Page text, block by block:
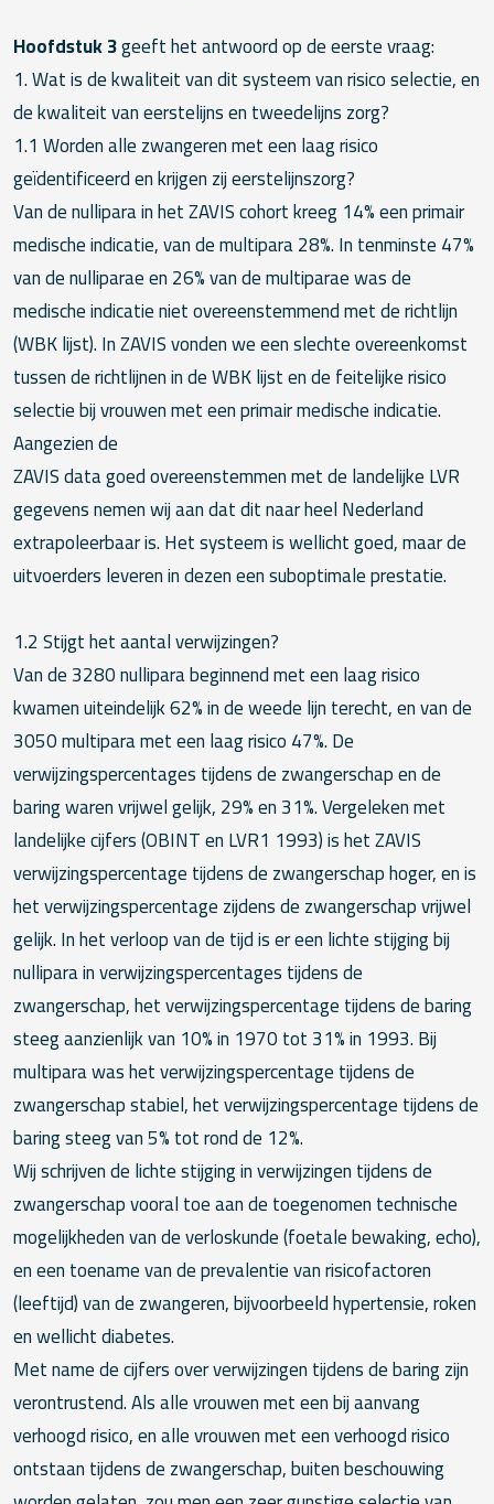
Hoofdstuk 3geeft het antwoord op de eerste vraag:
1. Wat is de kwaliteit van dit systeem van risico selectie, en
de kwaliteit van eerstelijns en tweedelijns zorg?
1.1 Worden alle zwangeren met een laag risico
geïdentificeerd en krijgen zij eerstelijnszorg?
Van de nullipara in het ZAVIS cohort kreeg 14% een primair
medische indicatie, van de multipara 28%. In tenminste 47%
van de nulliparae en 26% van de multiparae was de
medische indicatie niet overeenstemmend met de richtlijn
(WBK lijst). In ZAVIS vonden we een slechte overeenkomst
tussen de richtlijnen in de WBK lijst en de feitelijke risico
selectie bij vrouwen met een primair medische indicatie.
Aangezien de
ZAVIS data goed overeenstemmen met de landelijke LVR
gegevens nemen wij aan dat dit naar heel Nederland
extrapoleerbaar is. Het systeem is wellicht goed, maar de
uitvoerders leveren in dezen een suboptimale prestatie.
1.2 Stijgt het aantal verwijzingen?
Van de 3280 nullipara beginnend met een laag risico
kwamen uiteindelijk 62% in de weede lijn terecht, en van de
3050 multipara met een laag risico 47%. De
verwijzingspercentages tijdens de zwangerschap en de
baring waren vrijwel gelijk, 29% en 31%. Vergeleken met
landelijke cijfers (OBINT en LVR1 1993) is het ZAVIS
verwijzingspercentage tijdens de zwangerschap hoger, en is
het verwijzingspercentage zijdens de zwangerschap vrijwel
gelijk. In het verloop van de tijd is er een lichte stijging bij
nullipara in verwijzingspercentages tijdens de
zwangerschap, het verwijzingspercentage tijdens de baring
steeg aanzienlijk van 10% in 1970 tot 31% in 1993. Bij
multipara was het verwijzingspercentage tijdens de
zwangerschap stabiel, het verwijzingspercentage tijdens de
baring steeg van 5% tot rond de 12%.
Wij schrijven de lichte stijging in verwijzingen tijdens de
zwangerschap vooral toe aan de toegenomen technische
mogelijkheden van de verloskunde (foetale bewaking, echo),
en een toename van de prevalentie van risicofactoren
(leeftijd) van de zwangeren, bijvoorbeeld hypertensie, roken
en wellicht diabetes.
Met name de cijfers over verwijzingen tijdens de baring zijn
verontrustend. Als alle vrouwen met een bij aanvang
verhoogd risico, en alle vrouwen met een verhoogd risico
ontstaan tijdens de zwangerschap, buiten beschouwing